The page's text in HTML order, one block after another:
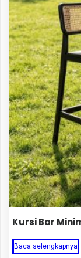
Kursi Bar
Baca selengkapnya